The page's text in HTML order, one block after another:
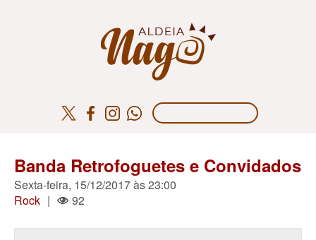
Banda Retrofoguetes e Convidados
Sexta-feira, 15/12/2017 às 23:00
Rock | 92